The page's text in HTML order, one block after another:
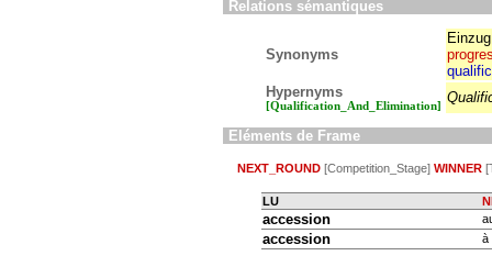
Relations sémantiques
Synonyms
Einzug
Hypernyms
[Qualification_And_Elimination]
Eléments de Frame
NEXT_ROUND [Competition_Stage] WINNER
LU
accession
accession à